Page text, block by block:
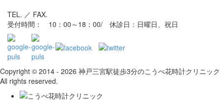
TEL. ／ FAX.
受付時間： 10：00～18：00/ 休診日：日曜日、祝日
Copyright © 2014 - 2026 神戸三宮駅徒歩3分のこうべ花時計クリニック
All rights reserved.